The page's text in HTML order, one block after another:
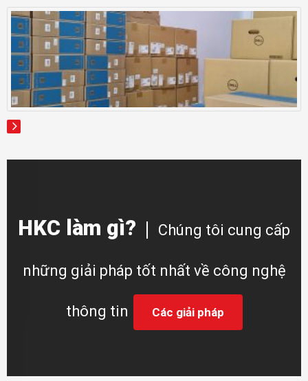
HKC làm gì? Chúng tôi cung cấp
những giải pháp tốt nhất về công nghệ
thông tin Các giải pháp